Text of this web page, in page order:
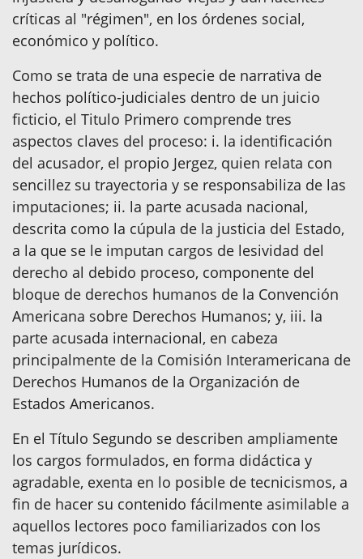
críticas al "régimen", en los órdenes social,
económico y político.
Como se trata de una especie de narrativa de
hechos político-judiciales dentro de un juicio
ficticio, el Titulo Primero comprende tres
aspectos claves del proceso: i. la identificación
del acusador, el propio Jergez, quien relata con
sencillez su trayectoria y se responsabiliza de las
imputaciones; ii. la parte acusada nacional,
descrita como la cúpula de la justicia del Estado,
a la que se le imputan cargos de lesividad del
derecho al debido proceso, componente del
bloque de derechos humanos de la Convención
Americana sobre Derechos Humanos; y, iii. la
parte acusada internacional, en cabeza
principalmente de la Comisión Interamericana de
Derechos Humanos de la Organización de
Estados Americanos.
En el Título Segundo se describen ampliamente
los cargos formulados, en forma didáctica y
agradable, exenta en lo posible de tecnicismos, a
fin de hacer su contenido fácilmente asimilable a
aquellos lectores poco familiarizados con los
temas jurídicos.